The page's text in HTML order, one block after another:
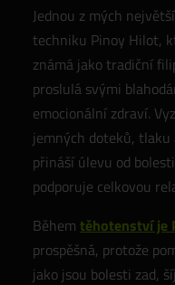
Jednou z mých
techniku Pinoy Hilot,
známá jako tradiční
proslulá svými
emocionální zdraví.
jemných doteků,
přináší úlevu od
podporuje celkovou
Během těhotenství je
prospěšná, protože
jako jsou bolesti zad,